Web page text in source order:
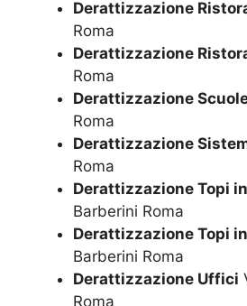
Derattizzazione
Roma
Derattizzazione
Roma
Derattizzazione
Roma
Derattizzazione
Roma
Derattizzazione Topi
Barberini Roma
Derattizzazione Topi
Barberini Roma
Derattizzazione Uffici
Roma